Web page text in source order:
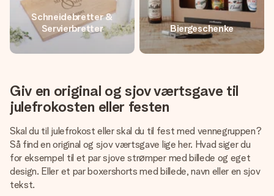
Schneidebretter &
Servierbretter
Biergeschenke
Giv en original og sjov værtsgave til
julefrokosten eller festen
Skal du til julefrokost eller skal du til fest med vennegruppen?
Så find en original og sjov værtsgave lige her. Hvad siger du
for eksempel til et par sjove strømper med billede og eget
design. Eller et par boxershorts med billede, navn eller en sjov
tekst.